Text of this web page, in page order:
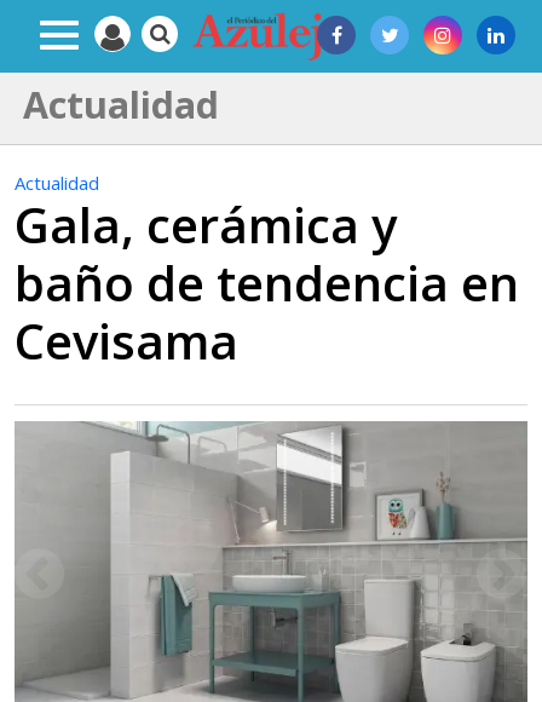
Actualidad
Actualidad
Gala, cerámica y
baño de tendencia en
Cevisama